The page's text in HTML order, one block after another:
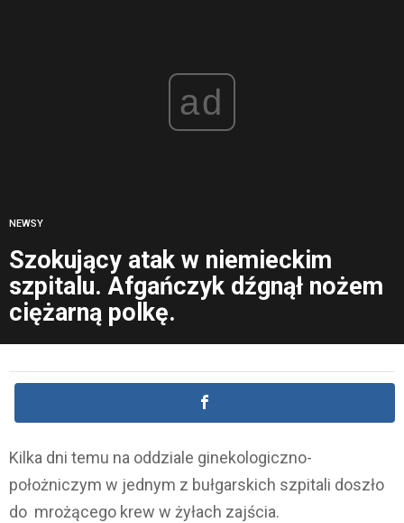
ad
NEWSY
Szokujący atak w niemieckim
szpitalu. Afgańczyk dźgnął nożem
ciężarną polkę.
Kilka dni temu na oddziale ginekologiczno-
położniczym w jednym z bułgarskich szpitali doszło
do mrożącego krew w żyłach zajścia.